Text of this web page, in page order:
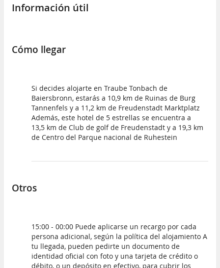
Información útil
Cómo llegar
Si decides alojarte en Traube Tonbach de
Baiersbronn, estarás a 10,9 km de Ruinas de Burg
Tannenfels y a 11,2 km de Freudenstadt Marktplatz
Además, este hotel de 5 estrellas se encuentra a
13,5 km de Club de golf de Freudenstadt y a 19,3 km
de Centro del Parque nacional de Ruhestein
Otros
15:00 - 00:00 Puede aplicarse un recargo por cada
persona adicional, según la política del alojamiento A
tu llegada, pueden pedirte un documento de
identidad oficial con foto y una tarjeta de crédito o
débito, o un depósito en efectivo, para cubrir los